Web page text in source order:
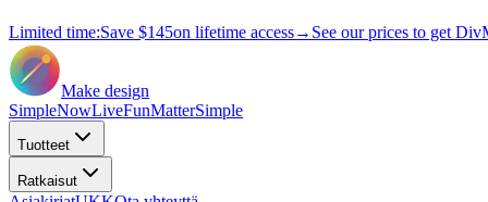
Limited time:Save $145on lifetime access→ See our prices to get
Make design
SimpleNowLiveFunMatterSimple
Tuotteet
Ratkaisut